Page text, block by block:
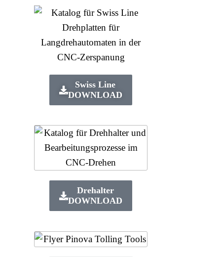
Swiss Line
DOWNLOAD
Drehalter
DOWNLOAD
Switch The Language
Deutsch